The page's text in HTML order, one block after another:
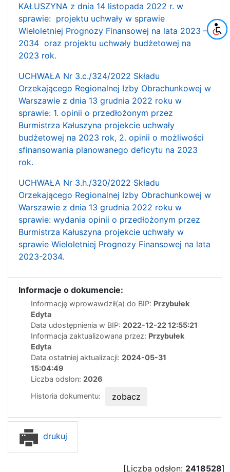
KAŁUSZYNA z dnia 14 listopada 2022 r. w
sprawie: projektu uchwały w sprawie
Wieloletniej Prognozy Finansowej na lata 2023 –
2034 oraz projektu uchwały budżetowej na
2023 rok.
UCHWAŁA Nr 3.c./324/2022 Składu
Orzekającego Regionalnej Izby Obrachunkowej w
Warszawie z dnia 13 grudnia 2022 roku w
sprawie: 1. opinii o przedłożonym przez
Burmistrza Kałuszyna projekcie uchwały
budżetowej na 2023 rok, 2. opinii o możliwości
sfinansowania planowanego deficytu na 2023
rok.
UCHWAŁA Nr 3.h./320/2022 Składu
Orzekającego Regionalnej Izby Obrachunkowej w
Warszawie z dnia 13 grudnia 2022 roku w
sprawie: wydania opinii o przedłożonym przez
Burmistrza Kałuszyna projekcie uchwały w
sprawie Wieloletniej Prognozy Finansowej na lata
2023-2034.
Informacje o dokumencie:
Informację wprowawdził(a) do BIP: Przybułek
Edyta
Data udostępnienia w BIP: 2022-12-22 12:55:21
Informacja zaktualizowana przez: Przybułek
Edyta
Data ostatniej aktualizacji: 2024-05-31
15:04:49
Liczba odsłon: 2026
Historia dokumentu:
zobacz
drukuj
[Liczba odsłon: 2418528]